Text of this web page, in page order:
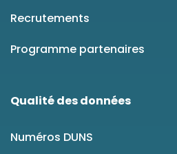
Recrutements
Programme partenaires
Qualité des données
Numéros DUNS